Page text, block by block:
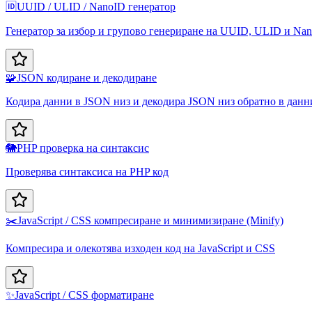
🆔UUID / ULID / NanoID генератор
Генератор за избор и групово генериране на UUID, ULID и
🧩JSON кодиране и декодиране
Кодира данни в JSON низ и декодира JSON низ обратно в
🐘PHP проверка на синтаксис
Проверява синтаксиса на PHP код
✂️JavaScript / CSS компресиране и минимизиране (Minify)
Компресира и олекотява изходен код на JavaScript и CSS
✨JavaScript / CSS форматиране